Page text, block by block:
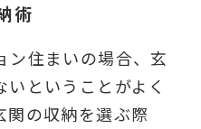
術
ン住まいの場合、玄
ということがよく
関の収納を選ぶ際